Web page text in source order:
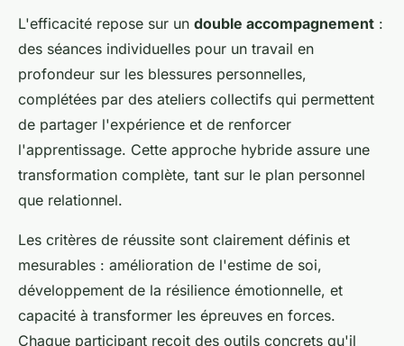
L'efficacité repose sur un double accompagnement :
des séances individuelles pour un travail en
profondeur sur les blessures personnelles,
complétées par des ateliers collectifs qui permettent
de partager l'expérience et de renforcer
l'apprentissage. Cette approche hybride assure une
transformation complète, tant sur le plan personnel
que relationnel.
Les critères de réussite sont clairement définis et
mesurables : amélioration de l'estime de soi,
développement de la résilience émotionnelle, et
capacité à transformer les épreuves en forces.
Chaque participant reçoit des outils concrets qu'il